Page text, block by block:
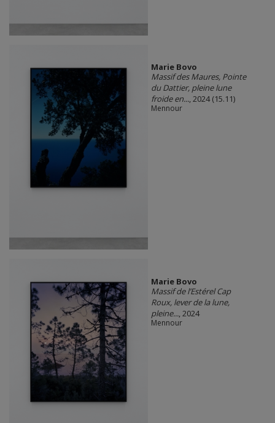
Marie Bovo
Massif des Maures, Pointe
du Dattier, pleine lune
froide en..., 2024 (15.11)
Mennour
Marie Bovo
Massif de l’Estérel Cap
Roux, lever de la lune,
pleine..., 2024
Mennour